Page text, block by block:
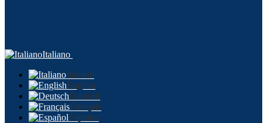
Italiano
Italiano
English
Deutsch
Français
Español